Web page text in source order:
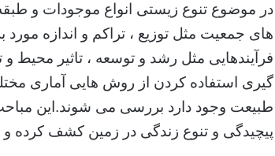
در موضوع تنوع زیستی انواع موجودات و
های جمعیت مثل توزیع ، تراکم و اندازه
فرآیندهایی مثل رشد و توسعه ، تاثیر
گیری استفاده کردن از روش هایی آماری
طبیعت وجود دارد بررسی می شوند.این
پیچیدگی و تنوع زندگی در زمین کشف کرده و